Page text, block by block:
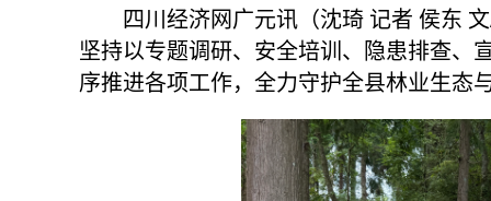
四川经济网广元讯（沈琦 记者 侯东
坚持以专题调研、安全培训、隐患排查、
序推进各项工作，全力守护全县林业生态